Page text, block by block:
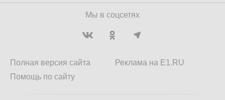
Мы в соцсетях
Полная версия сайта
Помощь по сайту
Реклама на E1.RU